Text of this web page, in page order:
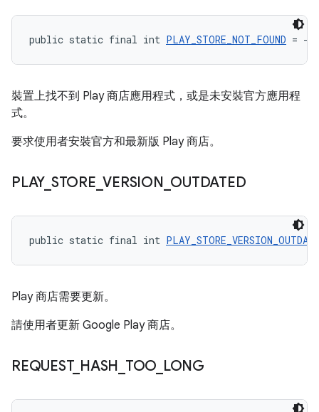
public static final int PLAY_STORE_NOT_FOUND = -2
裝置上找不到 Play 商店應用程式，或是未安裝官方應用程
式。
要求使用者安裝官方和最新版 Play 商店。
PLAY_ STORE _VERSION OUTDATED
public static final int
Play 商店需要更新。
請使用者更新 Google Play 商店。
REQUEST_ HASH TOO LONG